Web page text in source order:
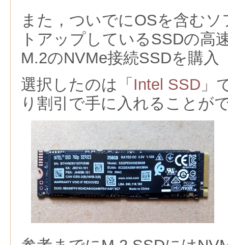
また，ついでにOSを含む
トアップしているSSDの高
M.2のNVMe接続SSDを購入
選択したのは「 Intel SSD 」
り割引で手に入れることが